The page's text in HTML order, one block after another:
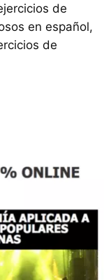
de
en español,
de